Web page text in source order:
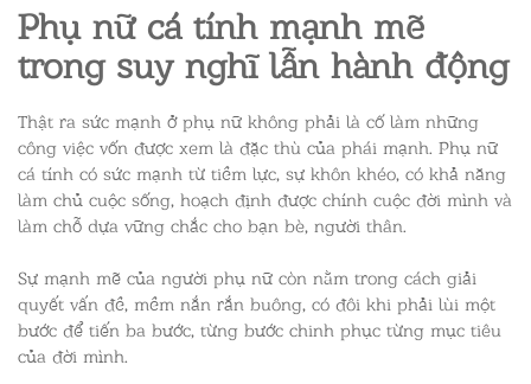
Phụ nữ cá tính mạnh mẽ
trong suy nghĩ lẫn hành động
Thật ra sức mạnh ở phụ nữ không phải là cố làm những
công việc vốn được xem là đặc thù của phái mạnh. Phụ nữ
cá tính có sức mạnh từ tiềm lực, sự khôn khéo, có khả năng
làm chủ cuộc sống, hoạch định được chính cuộc đời mình và
làm chỗ dựa vững chắc cho bạn bè, người thân.
Sự mạnh mẽ của người phụ nữ còn nằm trong cách giải
quyết vấn đề, mềm nắn rắn buông, có đôi khi phải lùi một
bước để tiến ba bước, từng bước chinh phục từng mục tiêu
của đời mình.